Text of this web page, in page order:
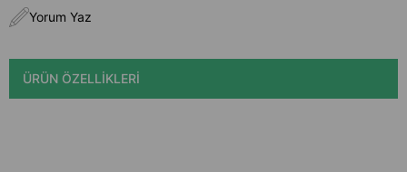
Yorum Yaz
ÜRÜN ÖZELLIKLERI